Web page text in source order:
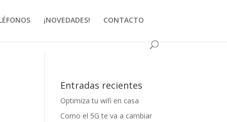
¡NOVEDADES! CONTACTO
Entradas recientes
Optimiza tu wifi en casa
Como el 5G te va a cambiar